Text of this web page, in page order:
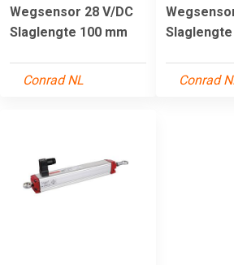
Wegsensor 28 V/DC
Slaglengte 100 mm
Conrad NL
Slaglengte
Conrad